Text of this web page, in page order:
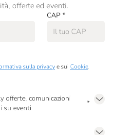
offerte ed eventi.
CAP *
sulla privacye sui Cookie,
offerte, comunicazioni
su eventi
*